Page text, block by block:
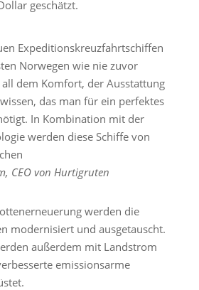
geschätzt.
Expeditionskreuzfahrtschiffen
Norwegen wie nie zuvor
dem Komfort, der Ausstattung
das man für ein perfektes
In Kombination mit der
werden diese Schiffe von
CEO von Hurtigruten
werden die
modernisiert und ausgetauscht.
außerdem mit Landstrom
emissionsarme